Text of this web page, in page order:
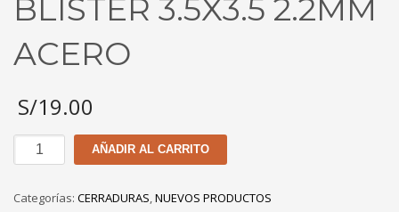
BLISTER 3.5X3.5 2.2MM
ACERO
S/19.00
BISAGRA
YALE
3.5X3.5
AÑADIR AL CARRITO
Categorías: CERRADURAS,NUEVOS PRODUCTOS